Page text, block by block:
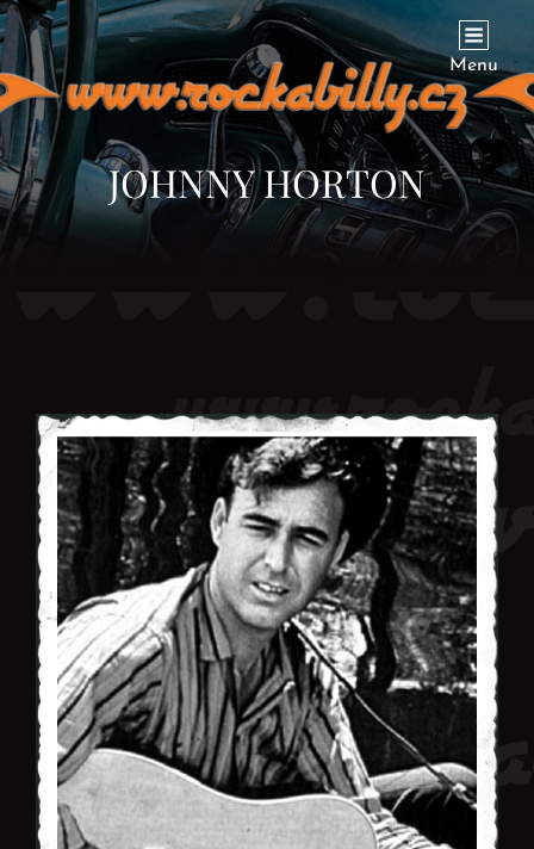
ROCKABILLY.CZ
… To Find Everything About Rockabilly In The Czech Republic Menu
JOHNNY HORTON